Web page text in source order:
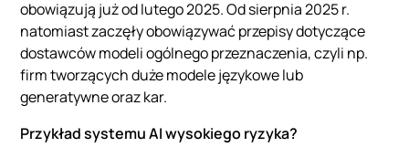
obowiązują już od lutego 2025. Od sierpnia 2025 r.
natomiast zaczęły obowiązywać przepisy dotyczące
dostawców modeli ogólnego przeznaczenia, czyli np.
firm tworzących duże modele językowe lub
generatywne oraz kar.
Przykład systemu AI wysokiego ryzyka?